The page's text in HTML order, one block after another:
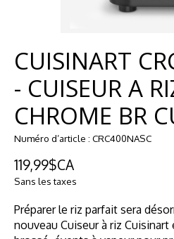
CUISINART
- CUISEUR A
CHROME BR
Numéro d’article : CRC400NASC
119,99$CA
Sans les taxes
Préparer le riz parfait sera
nouveau Cuiseur à riz Cuisinart